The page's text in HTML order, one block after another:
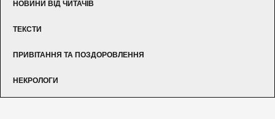
НОВИНИ ВІД ЧИТАЧІВ
ТЕКСТИ
ПРИВІТАННЯ ТА ПОЗДОРОВЛЕННЯ
НЕКРОЛОГИ